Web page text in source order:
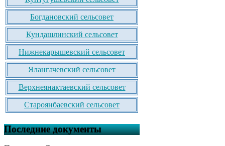
Богдановский сельсовет
Кундашлинский сельсовет
Нижнекарышевский сельсовет
Ялангачевский сельсовет
Верхнеянактаевский сельсовет
Староянбаевский сельсовет
Последние документы